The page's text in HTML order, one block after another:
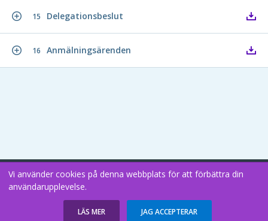
15 Delegationsbeslut
16 Anmälningsärenden
Copyright В© 2026
Vi använder cookies på denna webbplats för att förbättra din
användarupplevelse.